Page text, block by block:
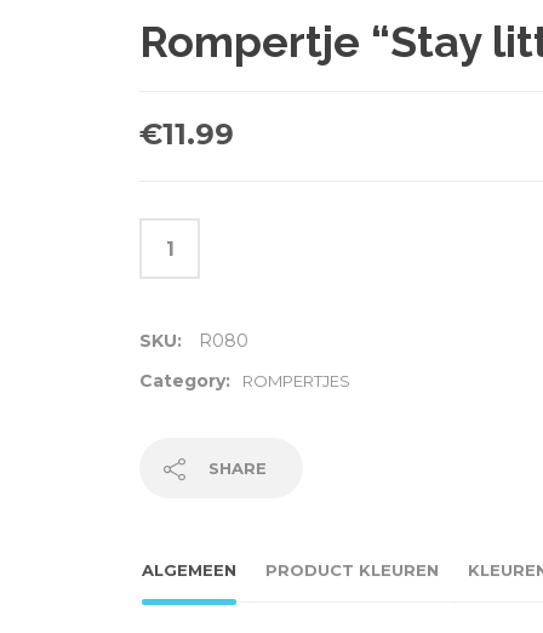
Rompertje “Stay
€11.99
SKU:
R080
Category:
ROMPERTJES
SHARE
ALGEMEEN PRODUCT KLEUREN